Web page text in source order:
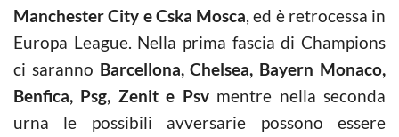
Manchester City e Cska Mosca, ed è retrocessa in
Europa League. Nella prima fascia di Champions
ci saranno Barcellona, Chelsea, Bayern Monaco,
Benfica, Psg, Zenit e Psvmentre nella seconda
urna le possibili avversarie possono essere